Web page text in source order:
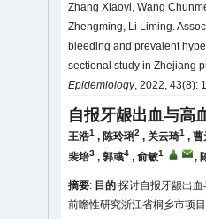
Zhang Xiaoyi, Wang
Zhengming, Li Liming.
bleeding and prevalent
sectional study in Zhejiang
Epidemiology, 2022, 43(8):
自报牙龈出血与高
王浩1 , 陈玲琍2 , 关云琦1 , 曹
裴培3 , 郭彧4 , 俞敏1 ,
摘要: 目的 探讨自报牙龈出
前瞻性研究浙江省桐乡市项